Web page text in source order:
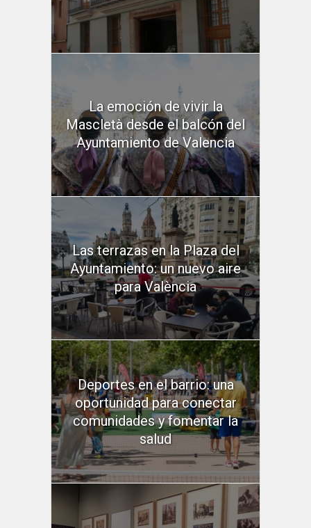
La emoción de vivir la
Mascletà desde el balcón del
Ayuntamiento de Valencia
Las terrazas en la Plaza del
Ayuntamiento: un nuevo aire
para València
Deportes en el barrio: una
oportunidad para conectar
comunidades y fomentar la
salud